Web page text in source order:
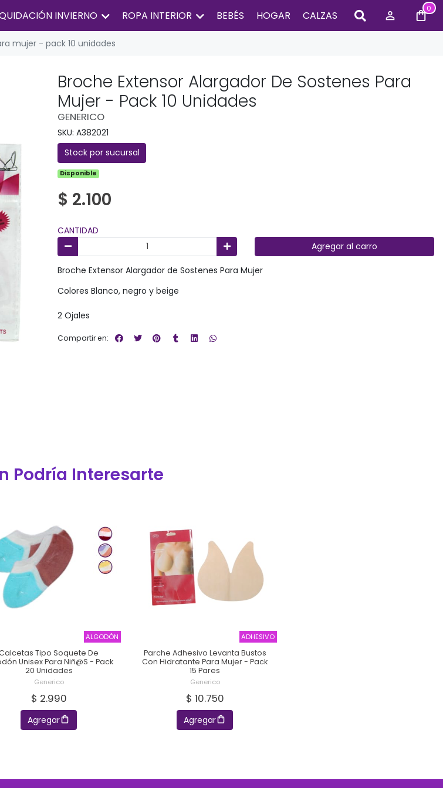
INVIERNO ROPA INTERIOR BEBÉS HOGAR CALZAS
0
mujer - pack 10 unidades
Broche Extensor Alargador De Sostenes Para
Mujer - Pack 10 Unidades
GENERICO
SKU: A382021
Stock por sucursal
Disponible
$ 2.100
CANTIDAD
Agregar al carro
Broche Extensor Alargador de Sostenes Para Mujer
Colores Blanco, negro y beige
2 Ojales
Compartir en:
Podría Interesarte
ALGODÓN
Tipo Soquete De
Unisex Para Niñ@s - Pack
20 Unidades
Generico
$ 2.990
Agregar
ADHESIVO
Parche Adhesivo Levanta Bustos
Con Hidratante Para Mujer - Pack
15 Pares
Generico
$ 10.750
Agregar